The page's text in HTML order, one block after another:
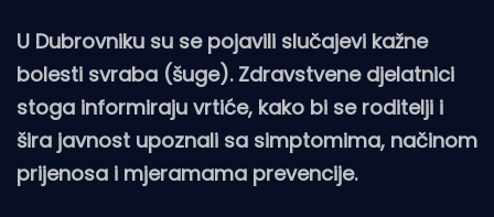
U Dubrovniku su se pojavili slučajevi kažne
bolesti svraba (šuge). Zdravstvene djelatnici
stoga informiraju vrtiće, kako bi se roditelji i
šira javnost upoznali sa simptomima, načinom
prijenosa i mjeramama prevencije.